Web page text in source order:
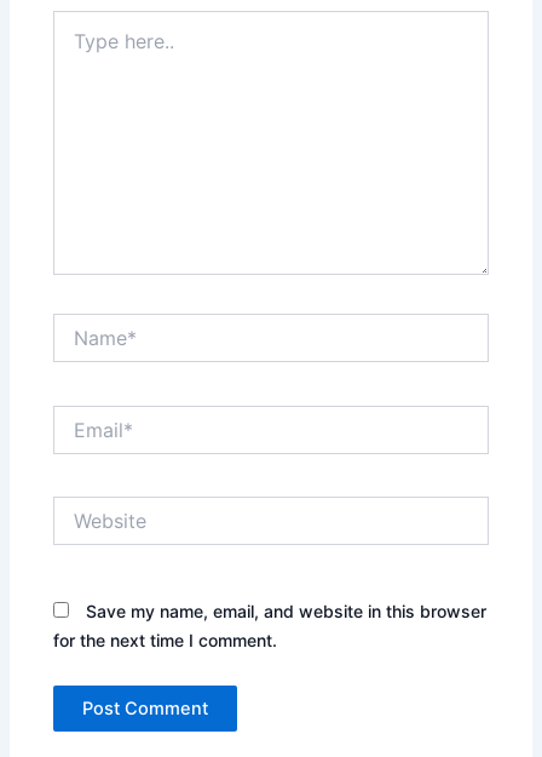
here..
Save my name, email, and website in this browser
for the next time I comment.